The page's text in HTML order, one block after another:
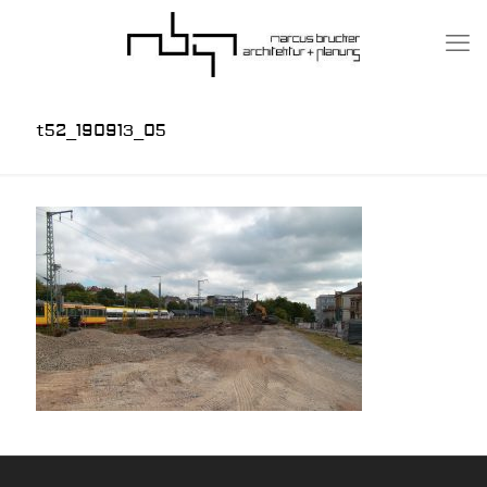
t52_190913_05